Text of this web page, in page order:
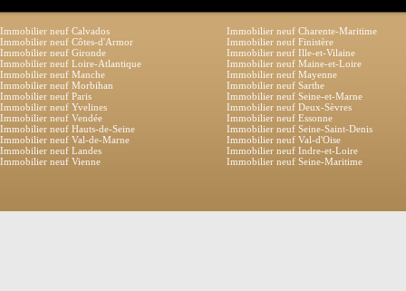
Immobilier neuf Calvados
Immobilier neuf Charente-Maritime
Immobilier neuf Côtes-d'Armor
Immobilier neuf Finistère
Immobilier neuf Gironde
Immobilier neuf Ille-et-Vilaine
Immobilier neuf Loire-Atlantique
Immobilier neuf Maine-et-Loire
Immobilier neuf Manche
Immobilier neuf Mayenne
Immobilier neuf Morbihan
Immobilier neuf Sarthe
Immobilier neuf Paris
Immobilier neuf Seine-et-Marne
Immobilier neuf Yvelines
Immobilier neuf Deux-Sèvres
Immobilier neuf Vendée
Immobilier neuf Essonne
Immobilier neuf Hauts-de-Seine
Immobilier neuf Seine-Saint-Denis
Immobilier neuf Val-de-Marne
Immobilier neuf Val-d'Oise
Immobilier neuf Landes
Immobilier neuf Indre-et-Loire
Immobilier neuf Vienne
Immobilier neuf Seine-Maritime